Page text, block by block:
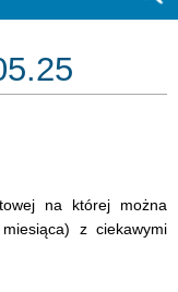
na której można
z ciekawymi